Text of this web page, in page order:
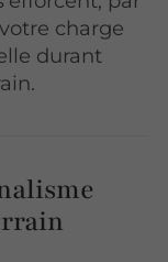
charge
durant